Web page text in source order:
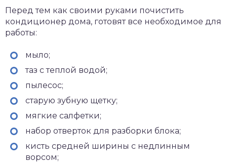
Перед тем как своими руками почистить
кондиционер дома, готовят все необходимое для
работы:
мыло;
таз с теплой водой;
пылесос;
старую зубную щетку;
мягкие салфетки;
набор отверток для разборки блока;
кисть средней ширины с недлинным
ворсом;